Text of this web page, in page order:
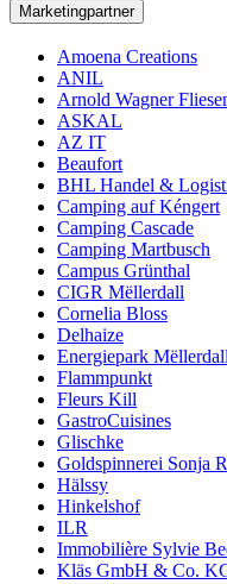
Marketingpartner
Amoena Creations
ANIL
Arnold Wagner
ASKAL
AZ IT
Beaufort
BHL Handel &
Camping auf Kéngert
Camping Cascade
Camping Martbusch
Campus Grünthal
CIGR Mëllerdall
Cornelia Bloss
Delhaize
Energiepark
Flammpunkt
Fleurs Kill
GastroCuisines
Glischke
Goldspinnerei Sonja
Hälssy
Hinkelshof
ILR
Immobilière Sylvie
Kläs GmbH & Co.